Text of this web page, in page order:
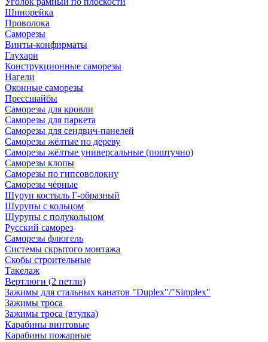
Шинорейка
Проволока
Саморезы
Винты-конфирматы
Глухари
Конструкционные саморезы
Нагели
Оконные саморезы
Прессшайбы
Саморезы для кровли
Саморезы для паркета
Саморезы для сендвич-панелей
Саморезы жёлтые по дереву
Саморезы жёлтые универсальные (поштучно)
Саморезы клопы
Саморезы по гипсоволокну
Саморезы чёрные
Шуруп костыль Г-образный
Шурупы с кольцом
Шурупы с полукольцом
Русский саморез
Саморезы флюгель
Системы скрытого монтажа
Скобы строительные
Такелаж
Вертлюги (2 петли)
Зажимы для стальных канатов "Duplex"/"Simplex"
Зажимы троса
Зажимы троса (втулка)
Карабины винтовые
Карабины пожарные